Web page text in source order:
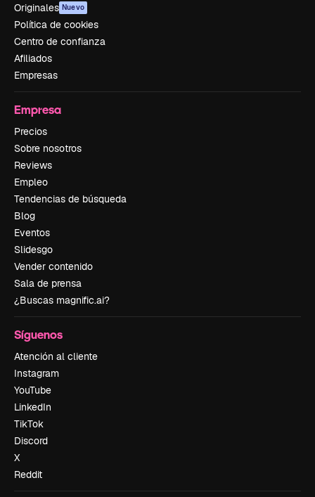
Originales Nuevo
Política de cookies
Centro de confianza
Afiliados
Empresas
Empresa
Precios
Sobre nosotros
Reviews
Empleo
Tendencias de búsqueda
Blog
Eventos
Slidesgo
Vender contenido
Sala de prensa
¿Buscas magnific.ai?
Síguenos
Atención al cliente
Instagram
YouTube
LinkedIn
TikTok
Discord
X
Reddit